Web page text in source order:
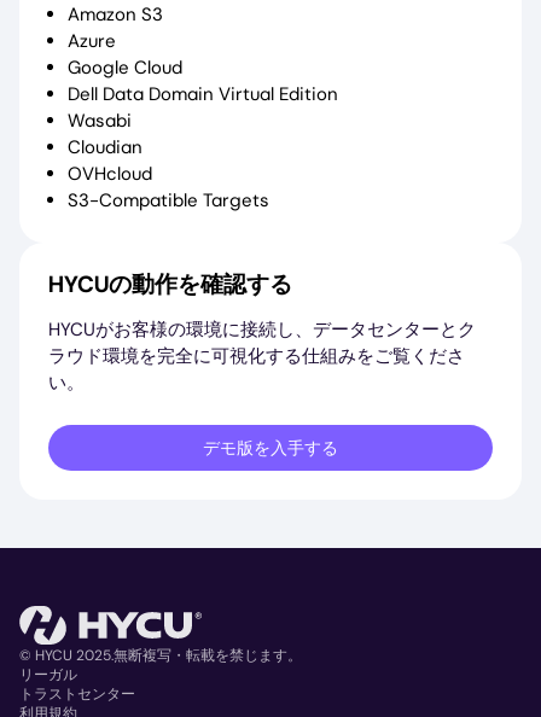
Amazon S3
Azure
Google Cloud
Dell Data Domain Virtual Edition
Wasabi
Cloudian
OVHcloud
S3-Compatible Targets
HYCUの動作を確認する
HYCUがお客様の環境に接続し、データセンターとク
ラウド環境を完全に可視化する仕組みをご覧くださ
い。
デモ版を入手する
© HYCU 2025.無断複写・転載を禁じます。
リーガル
トラストセンター
利用規約